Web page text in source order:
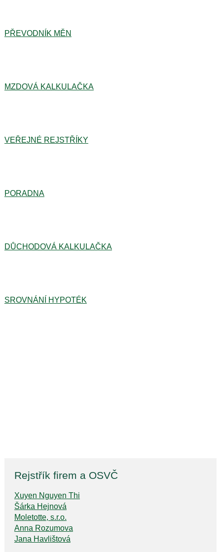
PŘEVODNÍK MĚN
MZDOVÁ KALKULAČKA
VEŘEJNÉ REJSTŘÍKY
PORADNA
DŮCHODOVÁ KALKULAČKA
SROVNÁNÍ HYPOTÉK
Rejstřík firem a OSVČ
Xuyen Nguyen Thi
Šárka Hejnová
Moletotte, s.r.o.
Anna Rozumova
Jana Havlištová